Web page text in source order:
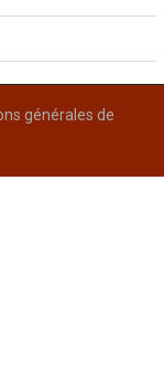
générales de